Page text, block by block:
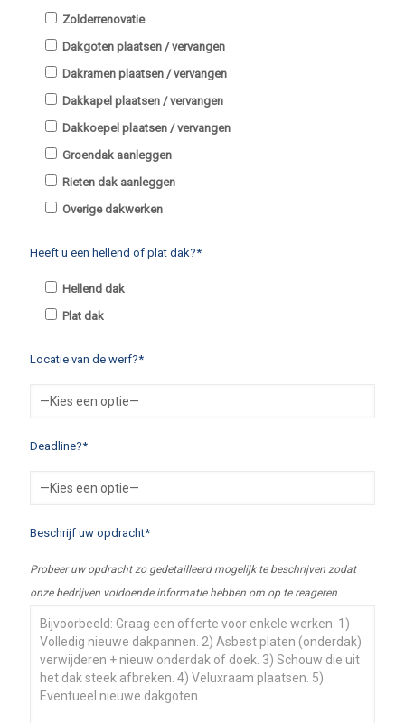
Zolderrenovatie
Dakgoten plaatsen / vervangen
Dakramen plaatsen / vervangen
Dakkapel plaatsen / vervangen
Dakkoepel plaatsen / vervangen
Groendak aanleggen
Rieten dak aanleggen
Overige dakwerken
Heeft u een hellend of plat dak?*
Hellend dak
Plat dak
Locatie van de werf?*
Deadline?*
Beschrijf uw opdracht*
Probeer uw opdracht zo gedetailleerd mogelijk te beschrijven zodat
onze bedrijven voldoende informatie hebben om op te reageren.